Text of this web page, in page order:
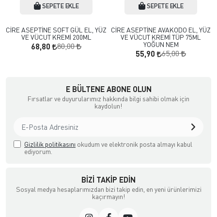
SEPETE EKLE
CİRE ASEPTİNE SOFT GÜL EL, YÜZ
VE VÜCUT KREMİ 200ML
68,80 80,00
SEPETE EKLE
CİRE ASEPTİNE AVAKODO EL, YÜZ
VE VÜCUT KREMİ TÜP 75ML
YOĞUN NEM
55,90 65,00
E BÜLTENE ABONE OLUN
Fırsatlar ve duyurularımız hakkında bilgi sahibi olmak için
kaydolun!
Gizlilik politikasını okudum ve elektronik posta almayı kabul
ediyorum.
BIZI TAKIP EDIN
Sosyal medya hesaplarımızdan bizi takip edin, en yeni ürünlerimizi
kaçırmayın!